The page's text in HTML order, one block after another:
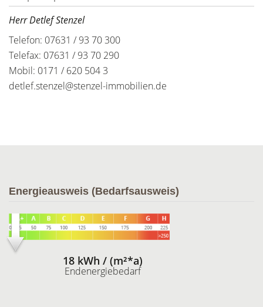
Herr Detlef Stenzel
Telefon: 07631 / 93 70 300
Telefax: 07631 / 93 70 290
Mobil: 0171 / 620 504 3
detlef.stenzel@stenzel-immobilien.de
Energieausweis (Bedarfsausweis)
18 kWh / (m²*a)
Endenergiebedarf